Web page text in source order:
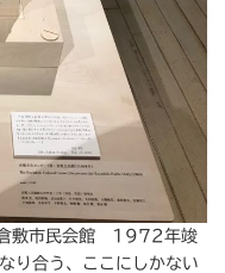
敷市民会館 1972年竣
り合う、ここにしかない